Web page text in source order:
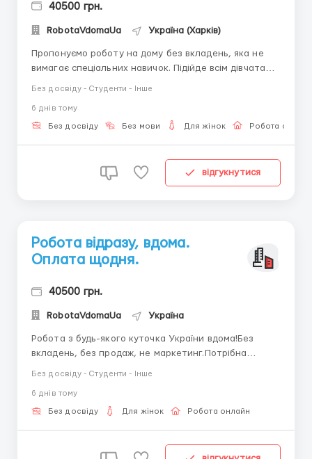
40500 грн.
RobotaVdomaUa Україна (Харків)
Пропонуємо роботу на дому без вкладень, яка не
вимагає спеціальних навичок. Підійде всім дівчатам
роботи. Вимога: Жінка 18-45 років , наявність ПК і
вільного виходу в інтернет, впевнене користування
Без досвіду - Студенти - Інше
6 днiв тому
Без досвіду Без мови Для жінок Робота онлайн
відгукнутися
Робота відразу, вдома.
Оплата щодня.
40500 грн.
RobotaVdomaUa Україна
Робота з будь-якого куточка України вдома!Без
вкладень, без продаж, не маркетинг.Потрібна
комунікабельність, витримка та бажання працювати
і ЗАРОБЛЯТИ.Компанія працює на ринку України
Без досвіду - Студенти - Інше
6 днiв тому
Без досвіду Для жінок Робота онлайн